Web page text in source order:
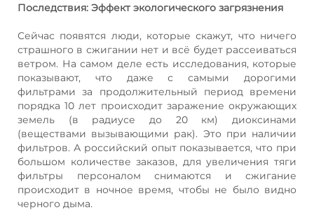
Последствия: Эффект экологического загрязнения
Сейчас появятся люди, которые скажут, что ничего
страшного в сжигании нет и всё будет рассеиваться
ветром. На самом деле есть исследования, которые
показывают, что даже с самыми дорогими
фильтрами за продолжительный период времени
порядка 10 лет происходит заражение окружающих
земель (в радиусе до 20 км) диоксинами
(веществами вызывающими рак). Это при наличии
фильтров. А российский опыт показывается, что при
большом количестве заказов, для увеличения тяги
фильтры персоналом снимаются и сжигание
происходит в ночное время, чтобы не было видно
черного дыма.